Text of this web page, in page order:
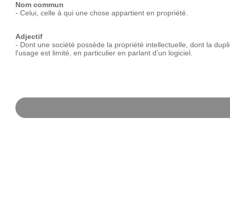
Nom commun
- Celui, celle à qui une chose appartient en propriété.
Adjectif
- Dont une société possède la propriété intellectuelle, dont la
l'usage est limité, en particulier en parlant d’un logiciel.